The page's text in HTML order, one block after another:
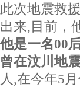
此次地震救
出来,目前，
他是一名00
曾在汶川地
人,在今年5